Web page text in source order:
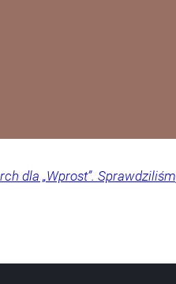
dla „Wprost”.